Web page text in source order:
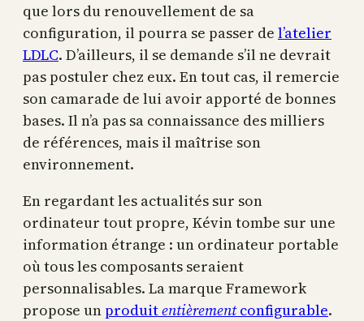
que lors du renouvellement de sa
configuration, il pourra se passer de l’atelier
LDLC. D’ailleurs, il se demande s’il ne devrait
pas postuler chez eux. En tout cas, il remercie
son camarade de lui avoir apporté de bonnes
bases. Il n’a pas sa connaissance des milliers
de références, mais il maîtrise son
environnement.
En regardant les actualités sur son
ordinateur tout propre, Kévin tombe sur une
information étrange : un ordinateur portable
où tous les composants seraient
personnalisables. La marque Framework
propose unproduitentièrementconfigurable.